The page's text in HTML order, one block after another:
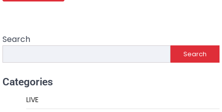
Search
Search
Categories
LIVE